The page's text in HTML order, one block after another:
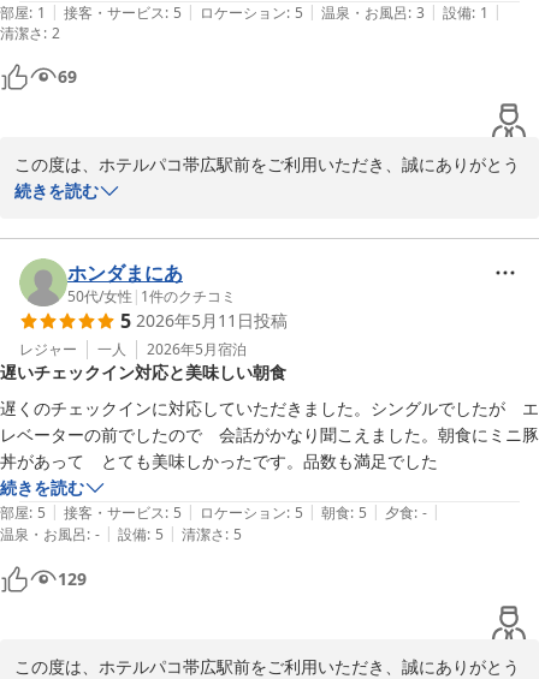
部屋: 1 | 接客・サービス: 5 | ロケーション: 5 | 温泉・お風呂: 3 | 設備: 1 |
清潔さ: 2
69
この度は、ホテルパコ帯広駅前をご利用いただき、誠にありがとう
ございます。
でした。当ホテルは一括空調システムの為、ご宿泊いただいた時期
には、冷房はご利用いただけませんでした。
暖房から冷房への空調切り替え時期につきましては、非常に悩まし
い問題でございます。日々今後の予想気温を確かめながら、我々ス
タッフが実際にお部屋の体感を確認し判断しておりますが、この度
は予想以上に気温が上昇し、ご迷惑をおかけいたしました。重ねて
お詫び申し上げます。
ご投稿いただき、ありがとうございました。
ホテルパコ帯広駅前（旧ホテルパコ帯広２）
続きを読む
ホンダまにあ
50代/女性 | 1件のクチコミ
5 2026年5月11日投稿
レジャー 一人 2026年5月宿泊
遅いチェックイン対応と美味しい朝食
遅くのチェックインに対応していただきました。シングルでしたが　エ
レベーターの前でしたので　会話がかなり聞こえました。朝食にミニ豚
丼があって　とても美味しかったです。品数も満足でした
続きを読む
部屋: 5 | 接客・サービス: 5 | ロケーション: 5 | 朝食: 5 | 夕食: - |
温泉・お風呂: - | 設備: 5 | 清潔さ: 5
129
この度は、ホテルパコ帯広駅前をご利用いただき、誠にありがとう